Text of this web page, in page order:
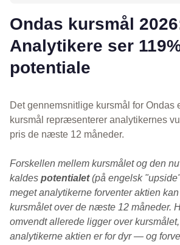
Ondas kursmål
Analytikere ser
potentiale
Det gennemsnitlige kursmål for Ondas
kursmål repræsenterer analytikernes
pris de næste 12 måneder.
Forskellen mellem kursmålet og den
kaldes potentialet(på engelsk
meget analytikerne forventer aktien
kursmålet over de næste 12 måneder.
omvendt allerede ligger over
analytikerne aktien er for dyr — og